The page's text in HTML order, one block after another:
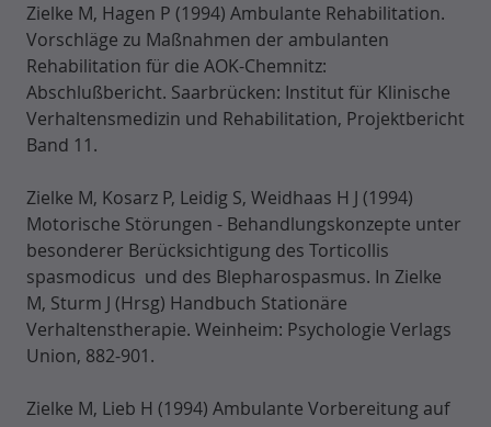
Zielke M, Hagen P (1994) Ambulante Rehabilitation.
Vorschläge zu Maßnahmen der ambulanten
Rehabilitation für die AOK-Chemnitz:
Abschlußbericht. Saarbrücken: Institut für Klinische
Verhaltensmedizin und Rehabilitation, Projektbericht
Band 11.
Zielke M, Kosarz P, Leidig S, Weidhaas H J (1994)
Motorische Störungen - Behandlungskonzepte unter
besonderer Berücksichtigung des Torticollis
spasmodicus und des Blepharospasmus. In Zielke
M, Sturm J (Hrsg) Handbuch Stationäre
Verhaltenstherapie. Weinheim: Psychologie Verlags
Union, 882-901.
Zielke M, Lieb H (1994) Ambulante Vorbereitung auf